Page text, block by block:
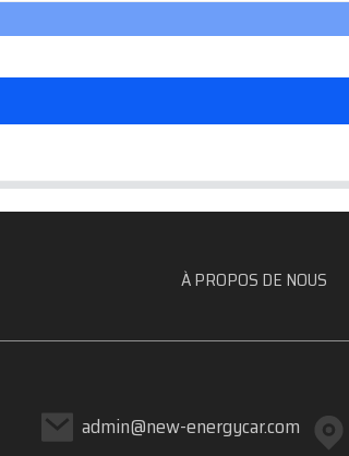
À PROPOS DE NOUS
admin@new-energycar.com